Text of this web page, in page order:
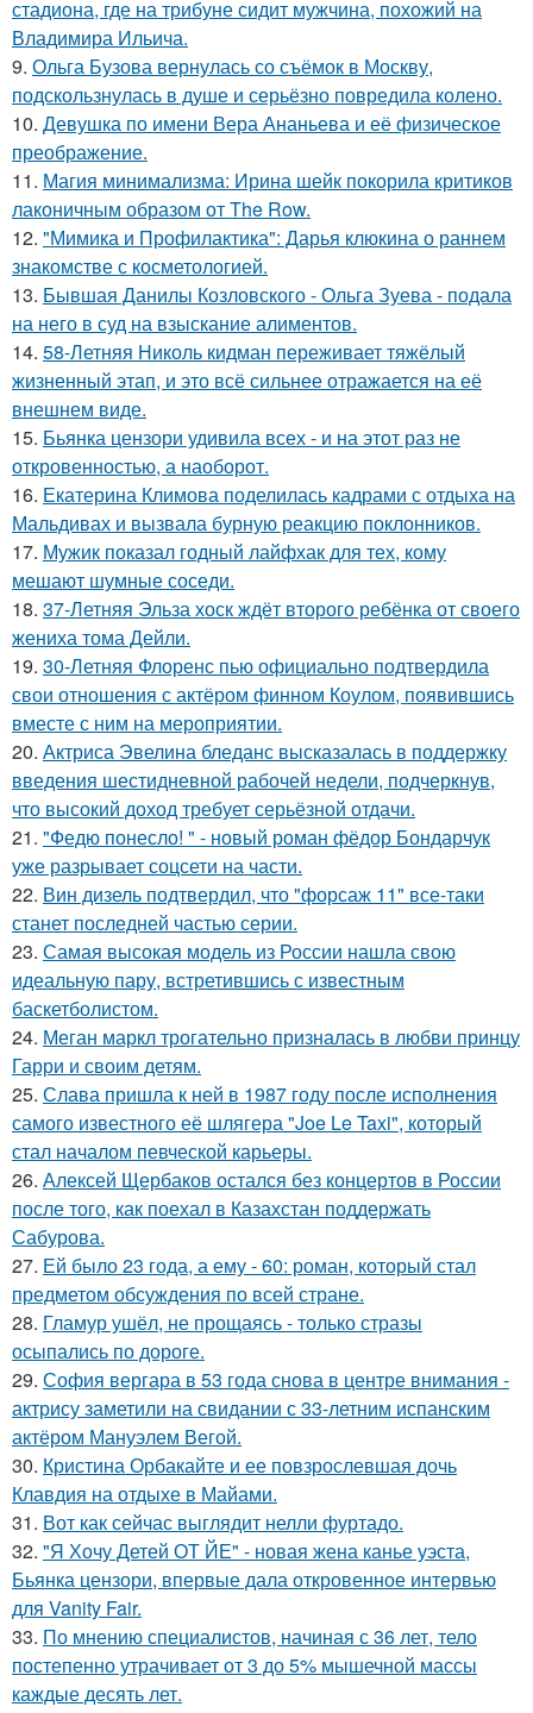
стадиона, где на трибуне сидит мужчина, похожий на
Владимира Ильича.
9. Ольга Бузова вернулась со съёмок в Москву,
подскользнулась в душе и серьёзно повредила колено.
10. Девушка по имени Вера Ананьева и её физическое
преображение.
11. Магия минимализма: Ирина шейк покорила критиков
лаконичным образом от The Row.
12. "Мимика и Профилактика": Дарья клюкина о раннем
знакомстве с косметологией.
13. Бывшая Данилы Козловского - Ольга Зуева - подала
на него в суд на взыскание алиментов.
14. 58-Летняя Николь кидман переживает тяжёлый
жизненный этап, и это всё сильнее отражается на её
внешнем виде.
15. Бьянка цензори удивила всех - и на этот раз не
откровенностью, а наоборот.
16. Екатерина Климова поделилась кадрами с отдыха на
Мальдивах и вызвала бурную реакцию поклонников.
17. Мужик показал годный лайфхак для тех, кому
мешают шумные соседи.
18. 37-Летняя Эльза хоск ждёт второго ребёнка от своего
жениха тома Дейли.
19. 30-Летняя Флоренс пью официально подтвердила
свои отношения с актёром финном Коулом, появившись
вместе с ним на мероприятии.
20. Актриса Эвелина бледанс высказалась в поддержку
введения шестидневной рабочей недели, подчеркнув,
что высокий доход требует серьёзной отдачи.
21. "Федю понесло! " - новый роман фёдор Бондарчук
уже разрывает соцсети на части.
22. Вин дизель подтвердил, что "форсаж 11" все-таки
станет последней частью серии.
23. Самая высокая модель из России нашла свою
идеальную пару, встретившись с известным
баскетболистом.
24. Меган маркл трогательно призналась в любви принцу
Гарри и своим детям.
25. Слава пришла к ней в 1987 году после исполнения
самого известного её шлягера "Joe Le Taxi", который
стал началом певческой карьеры.
26. Алексей Щербаков остался без концертов в России
после того, как поехал в Казахстан поддержать
Сабурова.
27. Ей было 23 года, а ему - 60: роман, который стал
предметом обсуждения по всей стране.
28. Гламур ушёл, не прощаясь - только стразы
осыпались по дороге.
29. София вергара в 53 года снова в центре внимания -
актрису заметили на свидании с 33-летним испанским
актёром Мануэлем Вегой.
30. Кристина Орбакайте и ее повзрослевшая дочь
Клавдия на отдыхе в Майами.
31. Вот как сейчас выглядит нелли фуртадо.
32. "Я Хочу Детей ОТ ЙЕ" - новая жена канье уэста,
Бьянка цензори, впервые дала откровенное интервью
для Vanity Fair.
33. По мнению специалистов, начиная с 36 лет, тело
постепенно утрачивает от 3 до 5% мышечной массы
каждые десять лет.